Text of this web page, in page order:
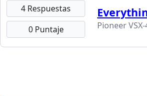
4 Respuestas
0 Puntaje
Pioneer